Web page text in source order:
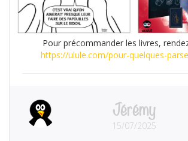
Pour précommander les livres,
https://ulule.com/pour-quelques-
Jérémy
15/07/2025